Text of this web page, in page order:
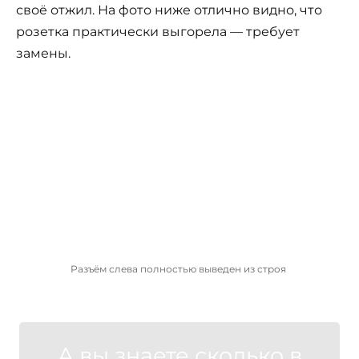
своё отжил. На фото ниже отлично видно, что
розетка практически выгорела — требует
замены.
Разъём слева полностью выведен из строя